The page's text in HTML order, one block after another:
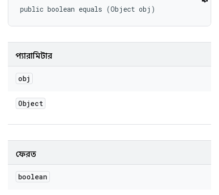
public boolean equals (Object obj)
প্যারামিটার
obj
Object
ফেরত
boolean